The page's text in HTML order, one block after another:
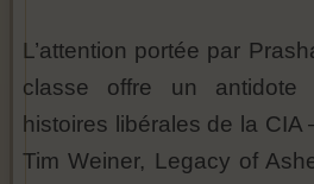
L’attention portée par
classe offre un antidote
histoires libérales de la CIA
Tim Weiner, Legacy of